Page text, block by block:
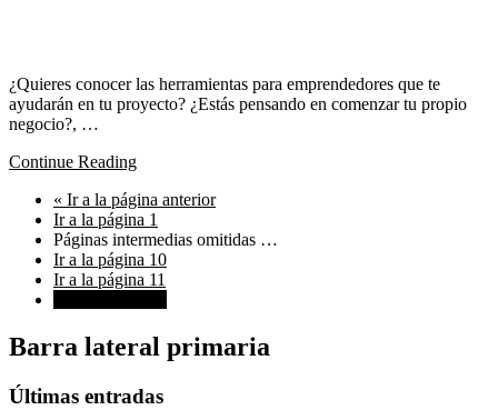
¿Quieres conocer las herramientas para emprendedores que te
ayudarán en tu proyecto? ¿Estás pensando en comenzar tu propio
negocio?, …
Continue Reading
« Ir a la página anterior
Ir a la página 1
Páginas intermedias omitidas …
Ir a la página 10
Ir a la página 11
Barra lateral primaria
Últimas entradas